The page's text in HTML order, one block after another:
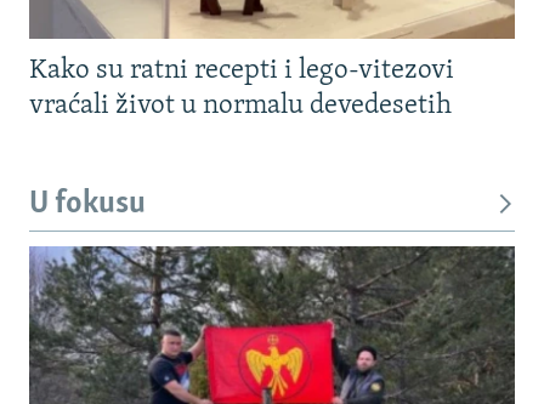
Kako su ratni recepti i lego-vitezovi
vraćali život u normalu devedesetih
U fokusu